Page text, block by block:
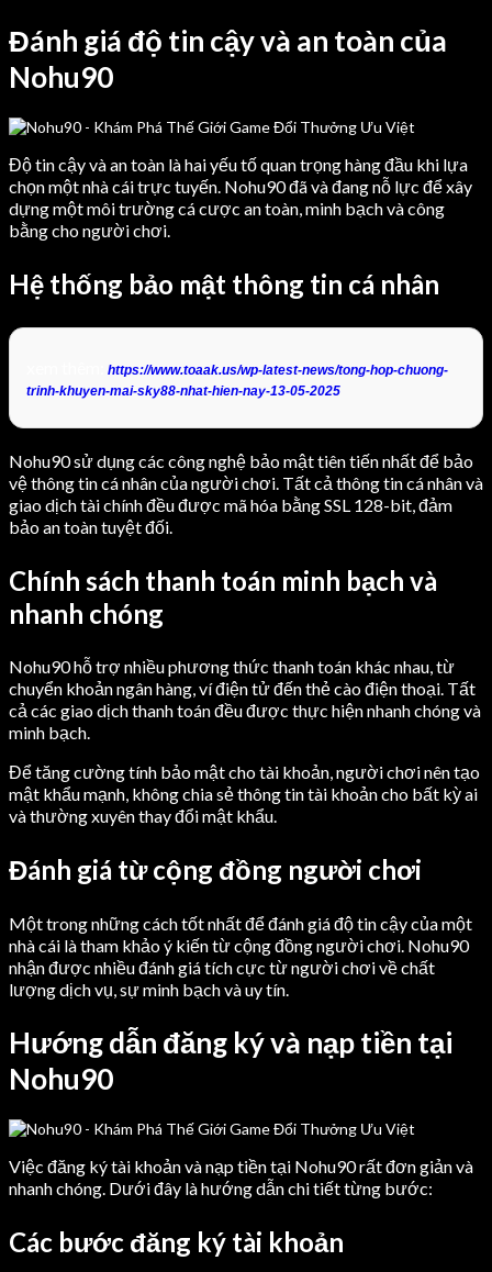
Đánh giá độ tin cậy và an toàn của
Nohu90
Độ tin cậy và an toàn là hai yếu tố quan trọng hàng đầu khi lựa
chọn một nhà cái trực tuyến. Nohu90 đã và đang nỗ lực để xây
dựng một môi trường cá cược an toàn, minh bạch và công
bằng cho người chơi.
Hệ thống bảo mật thông tin cá nhân
https://www.toaak.us/wp-latest-news/tong-hop-chuong-
trinh-khuyen-mai-sky88-nhat-hien-nay-13-05-2025
Nohu90 sử dụng các công nghệ bảo mật tiên tiến nhất để bảo
vệ thông tin cá nhân của người chơi. Tất cả thông tin cá nhân và
giao dịch tài chính đều được mã hóa bằng SSL 128-bit, đảm
bảo an toàn tuyệt đối.
Chính sách thanh toán minh bạch và
nhanh chóng
Nohu90 hỗ trợ nhiều phương thức thanh toán khác nhau, từ
chuyển khoản ngân hàng, ví điện tử đến thẻ cào điện thoại. Tất
cả các giao dịch thanh toán đều được thực hiện nhanh chóng và
minh bạch.
Để tăng cường tính bảo mật cho tài khoản, người chơi nên tạo
mật khẩu mạnh, không chia sẻ thông tin tài khoản cho bất kỳ ai
và thường xuyên thay đổi mật khẩu.
Đánh giá từ cộng đồng người chơi
Một trong những cách tốt nhất để đánh giá độ tin cậy của một
nhà cái là tham khảo ý kiến từ cộng đồng người chơi. Nohu90
nhận được nhiều đánh giá tích cực từ người chơi về chất
lượng dịch vụ, sự minh bạch và uy tín.
Hướng dẫn đăng ký và nạp tiền tại
Nohu90
Việc đăng ký tài khoản và nạp tiền tại Nohu90 rất đơn giản và
nhanh chóng. Dưới đây là hướng dẫn chi tiết từng bước:
Các bước đăng ký tài khoản